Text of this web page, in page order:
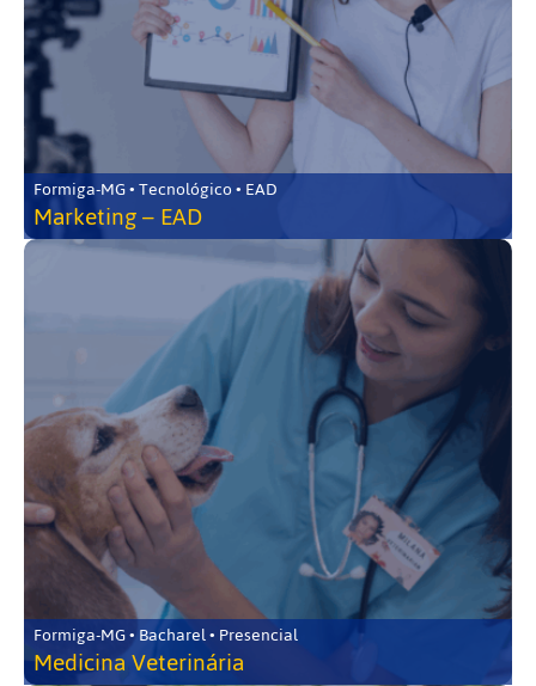
Formiga-MG • Tecnológico • EAD
Marketing – EAD
Formiga-MG • Bacharel • Presencial
Medicina Veterinária